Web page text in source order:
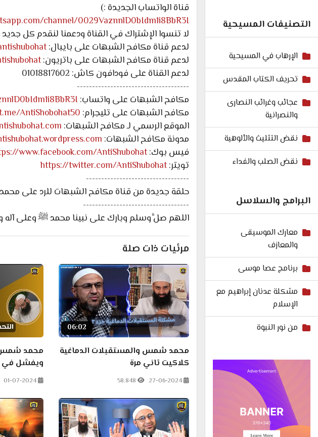
التصنيفات المسيحية
الإرهاب في المسيحية
تحريف الكتاب المقدس
عجائب وغرائب النصارى
والنصرانية
نقض التثليث والألوهية
نقض الصلب والفداء
البرامج والسلاسل
معارك الموسيقى
والمعازف
برنامج عصا موسى
مشكلة عدنان إبراهيم مع
الإسلام
من نور النبوة
قناة الواتساب الجديدة :)
channel/0029VaznnlD0bIdm1i8BbR3I
لا تنسوا الإشتراك في القناة ودعمنا لنقدم كل
لدعم قناة مكافح الشبهات على بايبال:
لدعم قناة مكافح الشبهات على باتريون:
لدعم القناة على فودافون كاش: 01018817602
-------------------------------------
مكافح الشبهات على واتساب:
مكافح الشبهات على تليجرام: AntiShobohat50
الموقع الرسمي لـ مكافح الشبهات:
مدونة مكافح الشبهات:
فيس بوك:www.facebook.com/AntiShubohat
تويتر:https://twitter.com/AntiShubohat
----------------------------------
حلقة جديدة من قناة مكافح الشبهات للرد على
-----------------------------------
اللهم صلَّ وسلم وبارك على نبينا محمد ﷺ وعلى آله
مرئيات ذات صلة
06:02
محمد شمس والمستقبلات الدماغية
كلاكيت تاني مرة
27-06-2024
58.848
محمد شمس
ويفشل في
01-07-2024